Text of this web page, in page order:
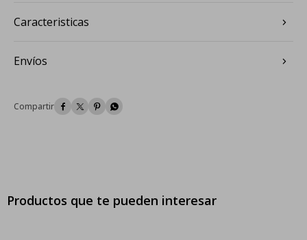
Caracteristicas
Envíos
   
Productos que te pueden interesar